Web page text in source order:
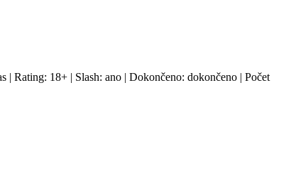
Rating: 18+ | Slash: ano | Dokončeno: dokončeno | Počet